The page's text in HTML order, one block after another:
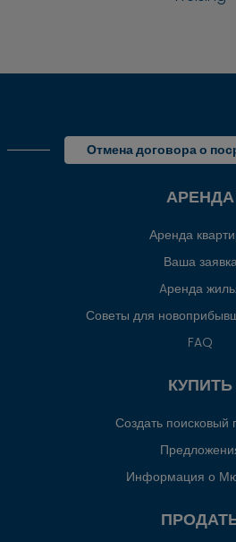
Отмена договора о
АРЕНДА
Аренда
Ваша
Aренда
Советы для
FAQ
КУПИТЬ
Создать
Информация о